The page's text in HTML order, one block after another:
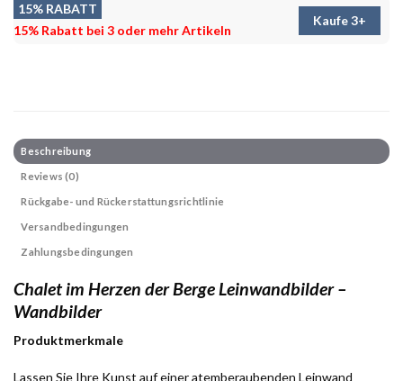
15% RABATT
15% Rabatt bei 3 oder mehr Artikeln
Kaufe 3+
Beschreibung
Reviews (0)
Rückgabe- und Rückerstattungsrichtlinie
Versandbedingungen
Zahlungsbedingungen
Chalet im Herzen der Berge Leinwandbilder –
Wandbilder
Produktmerkmale
Lassen Sie Ihre Kunst auf einer atemberaubenden Leinwand